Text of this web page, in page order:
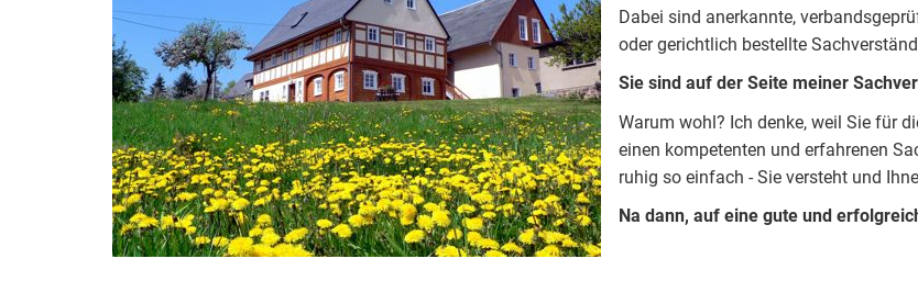
Dabei sind anerkannte,
oder gerichtlich bestellte
Sie sind auf der Seite meiner
Warum wohl? Ich denke, weil Sie für
einen kompetenten und erfahrenen
ruhig so einfach - Sie versteht und
Na dann, auf eine gute und